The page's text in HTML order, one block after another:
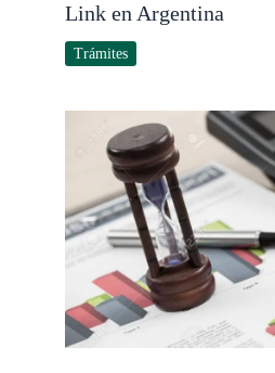
Link en Argentina
Trámites